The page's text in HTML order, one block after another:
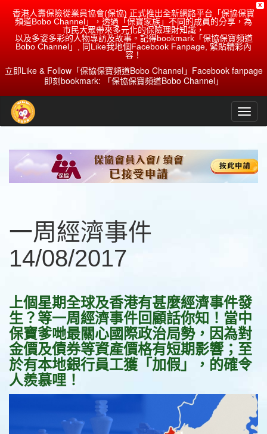
X
香港人壽保險從業員協會(保協) 正式推出全新網路平台「保協保寶
頻道Bobo Channel」，透過「保寶家族」不同的成員的分享，為
市民大眾帶來多元化的保險理財知識，
以及多姿多彩的人物專訪及故事。記得bookmark「保協保寶頻道
Bobo Channel」, 同Like我地個Facebook Fanpage, 緊貼精彩內
容！
立即Like & Follow「保協保寶頻道Bobo Channel」Facebook fanpage
即刻bookmark: 「保協保寶頻道Bobo Channel」
一周經濟事件
14/08/2017
上個星期全球及香港有甚麼經濟事件發
生？ 等一周經濟事件回顧話你知！當中
保寶爹哋最關心國際政治局勢，因為對
金價及債券等資產價格有短期影響；至
於有本地銀行員工獲「加假」，的確令
人羨慕哩！